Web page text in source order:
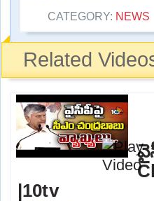
CATEGORY: NEWS
Related
|10tv